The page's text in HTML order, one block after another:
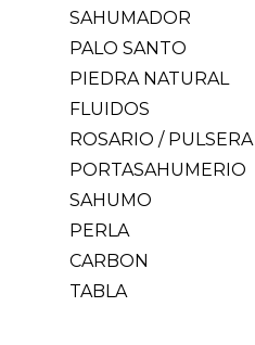
SAHUMADOR
PALO SANTO
PIEDRA NATURAL
FLUIDOS
ROSARIO / PULSERA
PORTASAHUMERIO
SAHUMO
PERLA
CARBON
TABLA